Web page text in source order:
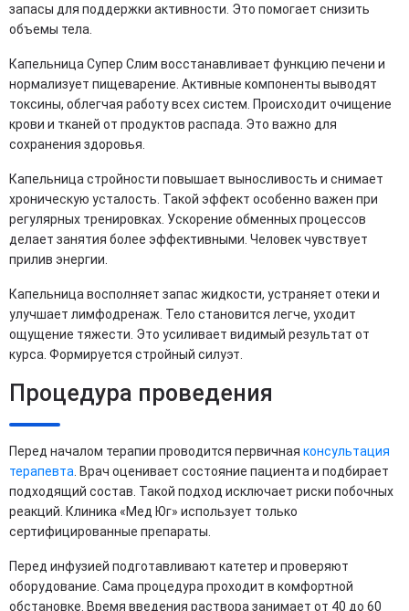
запасы для поддержки активности. Это помогает снизить
объемы тела.
Капельница Супер Слим восстанавливает функцию печени и
нормализует пищеварение. Активные компоненты выводят
токсины, облегчая работу всех систем. Происходит очищение
крови и тканей от продуктов распада. Это важно для
сохранения здоровья.
Капельница стройности повышает выносливость и снимает
хроническую усталость. Такой эффект особенно важен при
регулярных тренировках. Ускорение обменных процессов
делает занятия более эффективными. Человек чувствует
прилив энергии.
Капельница восполняет запас жидкости, устраняет отеки и
улучшает лимфодренаж. Тело становится легче, уходит
ощущение тяжести. Это усиливает видимый результат от
курса. Формируется стройный силуэт.
Процедура проведения
Перед началом терапии проводится первичная консультация
терапевта . Врач оценивает состояние пациента и подбирает
подходящий состав. Такой подход исключает риски побочных
реакций. Клиника «Мед Юг» использует только
сертифицированные препараты.
Перед инфузией подготавливают катетер и проверяют
оборудование. Сама процедура проходит в комфортной
обстановке. Время введения раствора занимает от 40 до 60